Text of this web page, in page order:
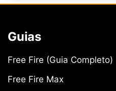
Guias
Free Fire (Guia Completo)
Free Fire Max